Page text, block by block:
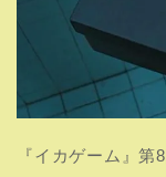
『イカゲーム』